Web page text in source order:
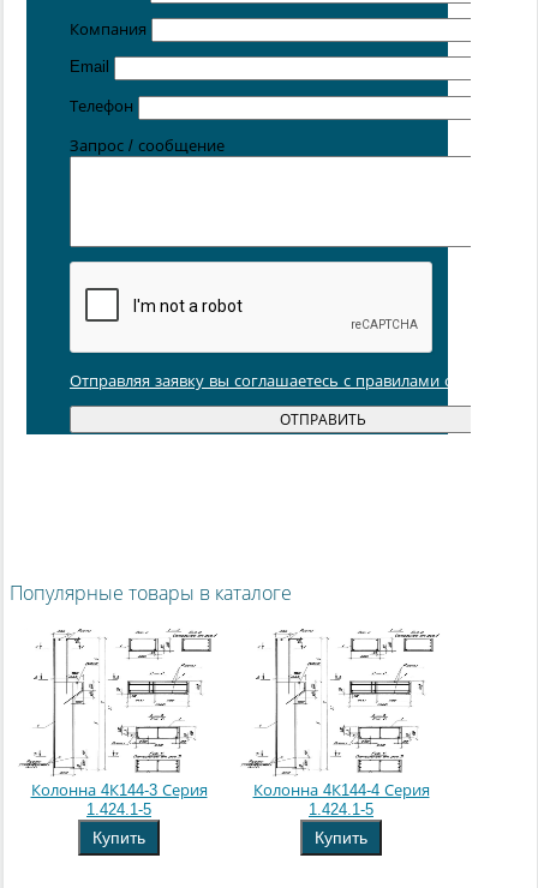
Компания
Email
Телефон
Запрос / сообщение
Отправляя заявку вы соглашаетесь с правилами обработки
Популярные товары в каталоге
Колонна 4К144-3 Серия
1.424.1-5
Купить
Колонна 4К144-4 Серия
1.424.1-5
Купить